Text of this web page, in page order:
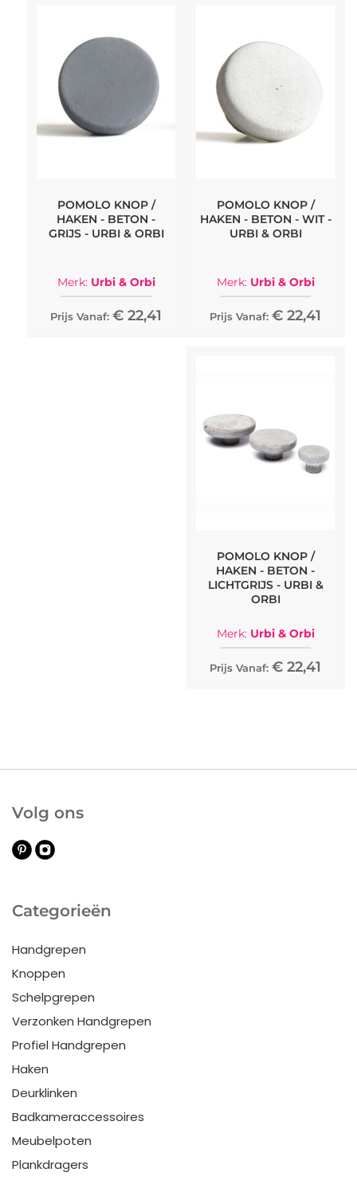
POMOLO KNOP /
HAKEN - BETON -
GRIJS - URBI & ORBI
Merk: Urbi & Orbi
Prijs Vanaf: € 22,41
POMOLO KNOP /
HAKEN - BETON - WIT -
URBI & ORBI
Merk: Urbi & Orbi
Prijs Vanaf: € 22,41
POMOLO KNOP /
HAKEN - BETON -
LICHTGRIJS - URBI &
ORBI
Merk: Urbi & Orbi
Prijs Vanaf: € 22,41
Categorieën
Handgrepen
Knoppen
Schelpgrepen
Verzonken Handgrepen
Profiel Handgrepen
Haken
Deurklinken
Badkameraccessoires
Meubelpoten
Plankdragers
Volg ons